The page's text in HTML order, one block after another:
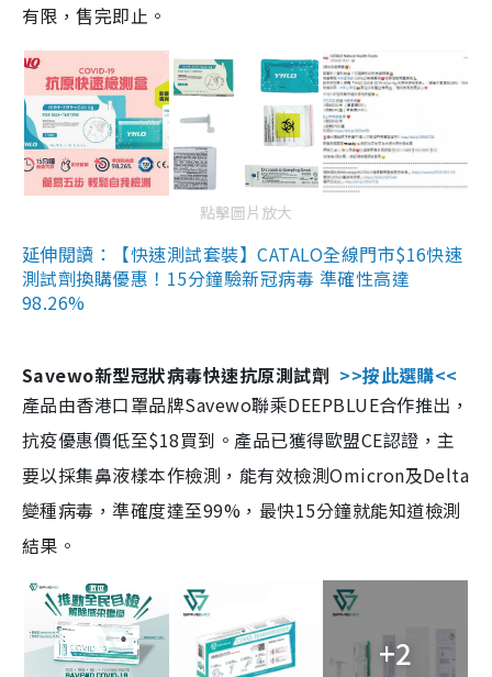
有限，售完即止。
點擊圖片放大
延伸閱讀：【快速測試套裝】CATALO全線門市$16快速
測試劑換購優惠！15分鐘驗新冠病毒 準確性高達
98.26%
Savewo新型冠狀病毒快速抗原測試劑 >>按此選購<<
產品由香港口罩品牌Savewo聯乘DEEPBLUE合作推出，
抗疫優惠價低至$18買到。產品已獲得歐盟CE認證，主
要以採集鼻液樣本作檢測，能有效檢測Omicron及Delta
變種病毒，準確度達至99%，最快15分鐘就能知道檢測
結果。
+2